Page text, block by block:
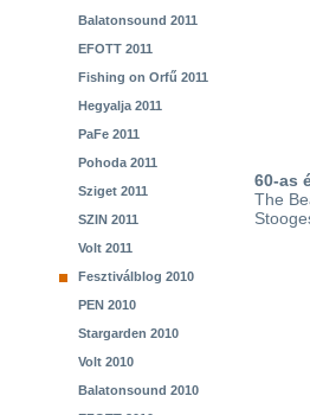
Balatonsound 2011
EFOTT 2011
Fishing on Orfű 2011
Hegyalja 2011
PaFe 2011
Pohoda 2011
Sziget 2011
SZIN 2011
Volt 2011
Fesztiválblog 2010
PEN 2010
Stargarden 2010
Volt 2010
Balatonsound 2010
60-as
The